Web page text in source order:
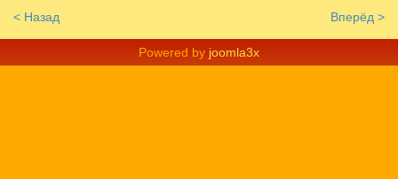
< Назад Вперёд >
Powered by joomla3x